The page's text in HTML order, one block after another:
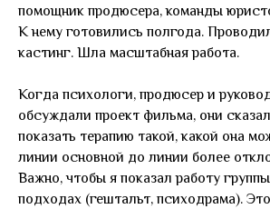
помощник продюсера, команды
К нему готовились полгода.
кастинг. Шла масштабная работа.
Когда психологи, продюсер и
обсуждали проект фильма, они
показать терапию такой, какой она
линии основной до линии более
Важно, чтобы я показал работу
подходах (гештальт, психодрама).